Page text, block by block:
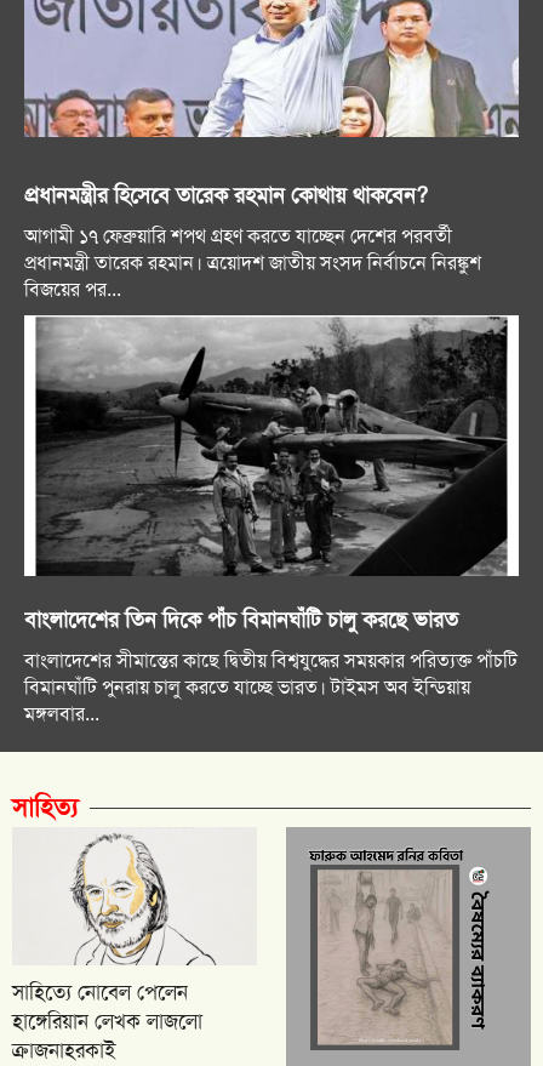
প্রধানমন্ত্রীর হিসেবে তারেক রহমান কোথায় থাকবেন?
আগামী ১৭ ফেব্রুয়ারি শপথ গ্রহণ করতে যাচ্ছেন দেশের পরবর্তী
প্রধানমন্ত্রী তারেক রহমান। ত্রয়োদশ জাতীয় সংসদ নির্বাচনে নিরঙ্কুশ
বিজয়ের পর...
বাংলাদেশের তিন দিকে পাঁচ বিমানঘাঁটি চালু করছে ভারত
বাংলাদেশের সীমান্তের কাছে দ্বিতীয় বিশ্বযুদ্ধের সময়কার পরিত্যক্ত পাঁচটি
বিমানঘাঁটি পুনরায় চালু করতে যাচ্ছে ভারত। টাইমস অব ইন্ডিয়ায়
মঙ্গলবার...
সাহিত্য
সাহিত্যে নোবেল পেলেন
হাঙ্গেরিয়ান লেখক লাজলো
ক্রাজনাহরকাই